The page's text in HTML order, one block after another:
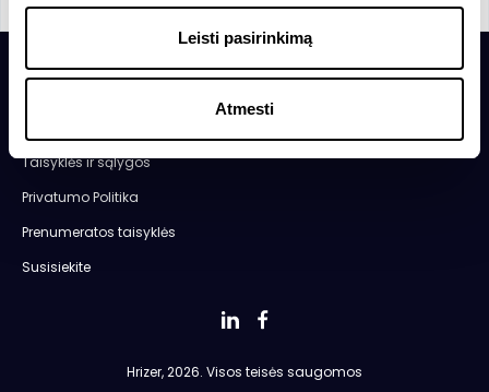
Leisti pasirinkimą
Atmesti
Hrizer, 2026. Visos teisės saugomos
Taisyklės ir sąlygos
Privatumo Politika
Prenumeratos taisyklės
Susisiekite